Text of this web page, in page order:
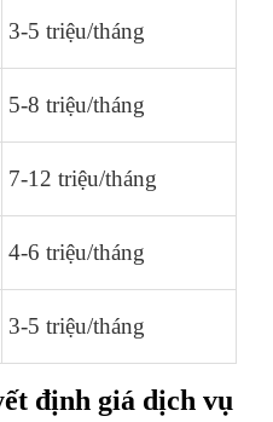
3-5 triệu/tháng
5-8 triệu/tháng
7-12 triệu/tháng
4-6 triệu/tháng
3-5 triệu/tháng
định giá dịch vụ